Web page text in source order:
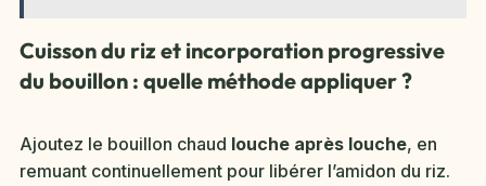
Cuisson du riz et incorporation progressive
du bouillon : quelle méthode appliquer ?
Ajoutez le bouillon chaud louche après louche, en
remuant continuellement pour libérer l’amidon du riz.